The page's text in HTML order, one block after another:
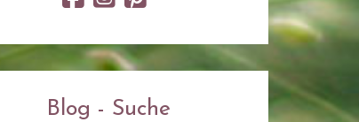
Blog - Suche